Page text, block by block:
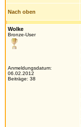
Nach oben
Wolke
Bronze-User
Anmeldungsdatum:
06.02.2012
Beiträge: 38